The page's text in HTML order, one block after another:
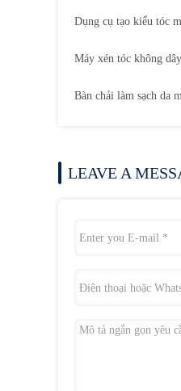
Dụng cụ tạo kiểu tóc
Máy xén tóc không dây
Bàn chải làm sạch da
LEAVE A